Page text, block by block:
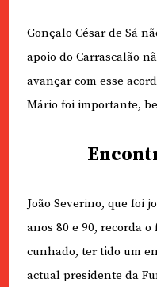
Gonçalo César de Sá
apoio do Carrascalão
avançar com esse
Mário foi importante,
João Severino, que foi
anos 80 e 90, recorda
cunhado, ter tido um
actual presidente da